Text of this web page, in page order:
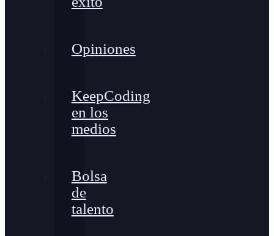
Opiniones
KeepCoding
en los
medios
Bolsa
de
talento